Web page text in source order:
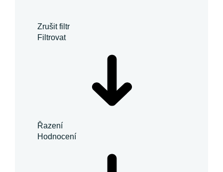
Zrušit filtr
Filtrovat
Řazení
Hodnocení